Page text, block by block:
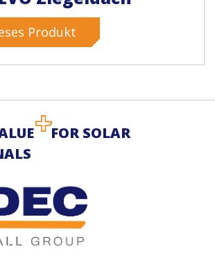
Produkt
FOR SOLAR